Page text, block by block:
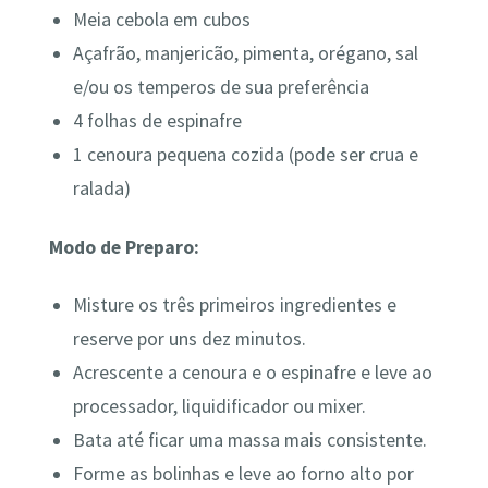
Meia cebola em cubos
Açafrão, manjericão, pimenta, orégano, sal
e/ou os temperos de sua preferência
4 folhas de espinafre
1 cenoura pequena cozida (pode ser crua e
ralada)
Modo de Preparo:
Misture os três primeiros ingredientes e
reserve por uns dez minutos.
Acrescente a cenoura e o espinafre e leve ao
processador, liquidificador ou mixer.
Bata até ficar uma massa mais consistente.
Forme as bolinhas e leve ao forno alto por